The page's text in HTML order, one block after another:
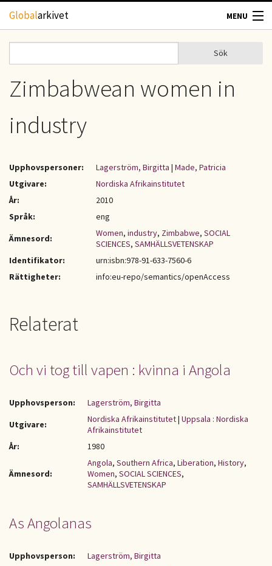
Hoppa till huvudinnehåll
Globalarkivet MENU
TIDSKRIFTER
GEOGRAFI
Sökformulär
Sök
Zimbabwean women in
industry
Upphovspersoner: Lagerström, Birgitta | Made, Patricia
Utgivare:
Nordiska Afrikainstitutet
År:
2010
Språk:
eng
Ämnesord:
Women, industry, Zimbabwe, SOCIAL
SCIENCES, SAMHÄLLSVETENSKAP
Identifikator:
urn:isbn:978-91-633-7560-6
Rättigheter:
info:eu-repo/semantics/openAccess
Relaterat
Och vi tog till vapen : kvinna i Angola
Upphovsperson:
Lagerström, Birgitta
Utgivare:
Nordiska Afrikainstitutet| Uppsala : Nordiska
Afrikainstitutet
År:
1980
Ämnesord:
Angola, Southern Africa, Liberation, History,
Women, SOCIAL SCIENCES,
SAMHÄLLSVETENSKAP
As Angolanas
Upphovsperson:
Lagerström, Birgitta